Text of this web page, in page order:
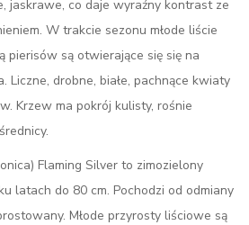
jaskrawe, co daje wyraźny kontrast ze
W trakcie sezonu młode liście
pierisów są otwierające się się na
Liczne, drobne, białe, pachnące kwiaty
Krzew ma pokrój kulisty, rośnie
Flaming Silver to zimozielony
latach do 80 cm. Pochodzi od odmiany
Młode przyrosty liściowe są